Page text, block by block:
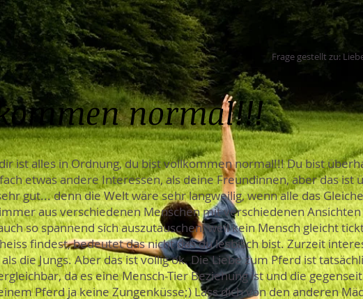
Frage gestellt zu:
normal!!!
ist alles in Ordnung, du bist vollkommen normal!!! Du bist
etwas andere Interessen, als deine Freundinnen, aber das ist
gut... denn die Welt wäre sehr langweilig, wenn alle das
aus verschiedenen Menschen mit verschiedenen
so spannend sich auszutauschen, weil kein Mensch gleicht
findest, bedeutet das nicht das du lesbisch bist. Zurzeit
die Jungs. Aber das ist völlig ok. Die Liebe zum Pferd ist
da es eine Mensch-Tier Beziehung ist und die
Pferd ja keine Zungenküsse;) Lass dich von den anderen